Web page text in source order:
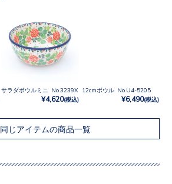
サラダボウルミニ No.3239X
¥4,620(税込)
12cmボウル No.U4-5205
¥6,490(税込)
同じアイテムの商品一覧